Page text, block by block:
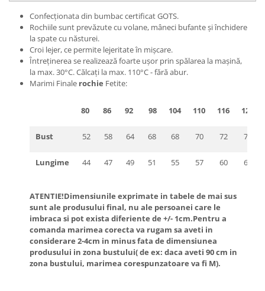
Confecționata din bumbac certificat GOTS.
Rochiile sunt prevăzute cu volane, mâneci bufante și închidere
la spate cu năsturei.
Croi lejer, ce permite lejeritate în mișcare.
Întreținerea se realizează foarte ușor prin spălarea la mașină,
la max. 30°C. Călcaţi la max. 110°C - fără abur.
Marimi Finale rochie Fetite:
80 86 92 98 104 110 116 122
Bust 52 58 64 68 68 70 72 74
Lungime 44 47 49 51 55 57 60 63
ATENTIE!Dimensiunile exprimate in tabele de mai sus
sunt ale produsului final, nu ale persoanei care le
imbraca si pot exista diferiente de +/- 1cm.Pentru a
comanda marimea corecta va rugam sa aveti in
considerare 2-4cm in minus fata de dimensiunea
produsului in zona bustului( de ex: daca aveti 90 cm in
zona bustului, marimea corespunzatoare va fi M).